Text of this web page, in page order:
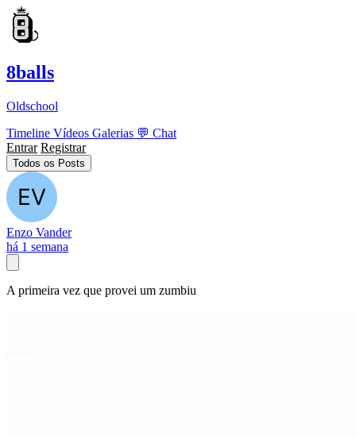
8balls
Oldschool
Timeline Vídeos Galerias 💬 Chat
Entrar Registrar
Todos os Posts
Enzo Vander
há 1 semana
A primeira vez que provei um zumbiu